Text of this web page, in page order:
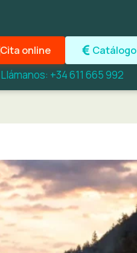
Cita online Catálogo
Llámanos: +34 611 665 992